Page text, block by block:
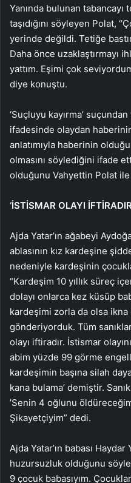
Yanında bulunan tabancayı
taşıdığını söyleyen Polat,
yerinde değildi. Tetiğe
Daha önce uzaklaştırmayı
yattım. Eşimi çok
diye konuştu.
‘Suçluyu kayırma’
ifadesinde olaydan haberinin
anlatımıyla haberinin
olmasını söylediğini ifade
olduğunu Vahyettin Polat
‘İSTİSMAR OLAYI
Ajda Yatar’ın ağabeyi
ablasının kız kardeşine
nedeniyle kardeşinin
“Kardeşim 10 yıllık süreç
dolayı onlarca kez küsüp
kardeşimi zorla da olsa
gönderiyorduk. Tüm
olayı iftiradır. İstismar
abim yüzde 99 görme
kardeşimin başına silah
kana bulama’ demiştir.
’Senin 4 oğlunu
Şikayetçiyim” dedi.
Ajda Yatar’ın babası
huzursuzluk olduğunu
9 çocuk babasıyım.